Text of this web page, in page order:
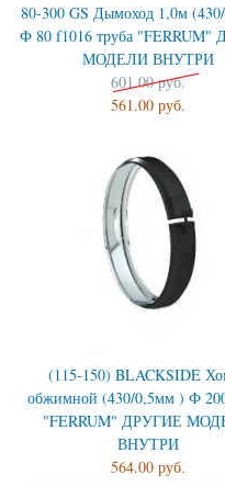
80-300 GS Дымоход 1,0м
Ф 80 f1016 труба "FERRUM"
МОДЕЛИ ВНУТРИ
601.00 руб.
561.00 руб.
(115-150) BLACKSIDE
обжимной (430/0,5мм ) Ф
"FERRUM" ДРУГИЕ
ВНУТРИ
564.00 руб.